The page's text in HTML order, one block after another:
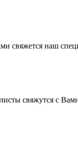
свяжется наш
свяжутся с